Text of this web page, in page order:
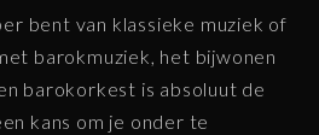
bent van klassieke muziek of
barokmuziek, het bijwonen
barokorkest is absoluut de
kans om je onder te